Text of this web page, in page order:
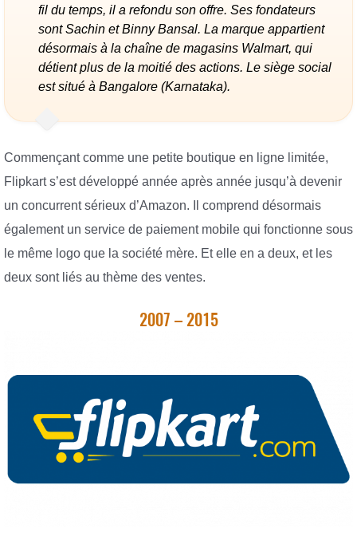
fil du temps, il a refondu son offre. Ses fondateurs
sont Sachin et Binny Bansal. La marque appartient
désormais à la chaîne de magasins Walmart, qui
détient plus de la moitié des actions. Le siège social
est situé à Bangalore (Karnataka).
Commençant comme une petite boutique en ligne limitée,
Flipkart s’est développé année après année jusqu’à devenir
un concurrent sérieux d’Amazon. Il comprend désormais
également un service de paiement mobile qui fonctionne sous
le même logo que la société mère. Et elle en a deux, et les
deux sont liés au thème des ventes.
2007 – 2015